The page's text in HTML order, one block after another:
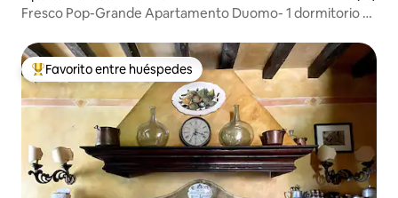
Fresco Pop-Grande Apartamento Duomo- 1 dormitorio +
Favorito entre huéspedes preferido
Favorito entre huéspedes